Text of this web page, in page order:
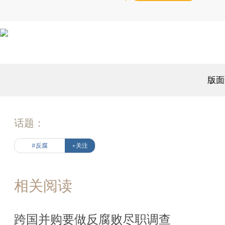
版
话题：
#反腐 +关注
相关阅读
跨国并购要做反腐败尽职调查